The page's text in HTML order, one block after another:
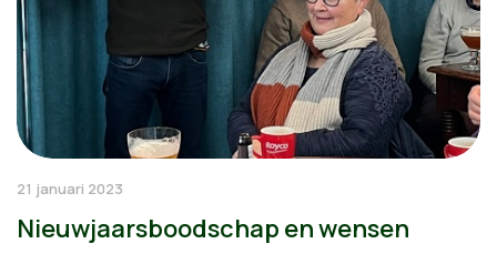
21 januari 2023
Nieuwjaarsboodschap en wensen